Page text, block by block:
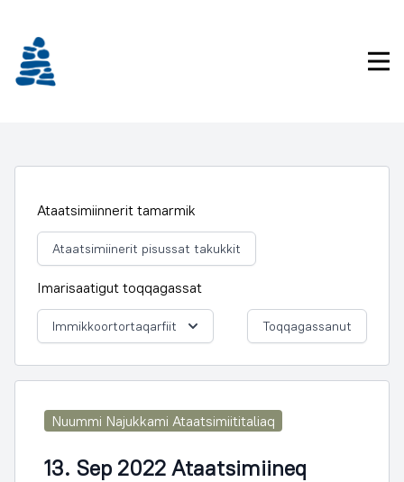
Ataatsimiinnerit tamarmik
Ataatsimiinerit pisussat takukkit
Imarisaatigut toqqagassat
Immikkoortortaqarfiit Toqqagassanut
Nuummi Najukkami Ataatsimiititaliaq
13. Sep 2022 Ataatsimiineq